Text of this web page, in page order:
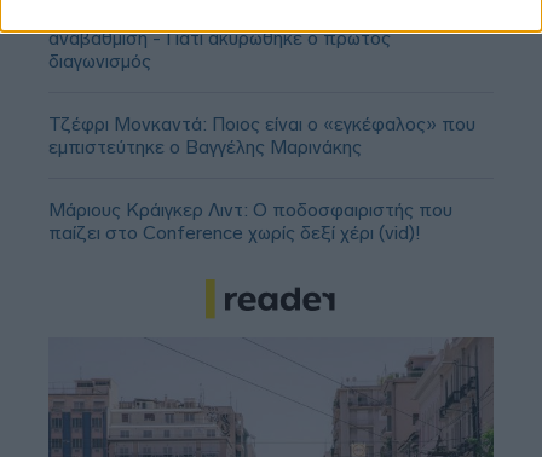
αναβάθμιση - Γιατί ακυρώθηκε ο πρώτος
διαγωνισμός
Τζέφρι Μονκαντά: Ποιος είναι ο «εγκέφαλος» που
εμπιστεύτηκε ο Βαγγέλης Μαρινάκης
Μάριους Κράιγκερ Λιντ: Ο ποδοσφαιριστής που
παίζει στο Conference χωρίς δεξί χέρι (vid)!